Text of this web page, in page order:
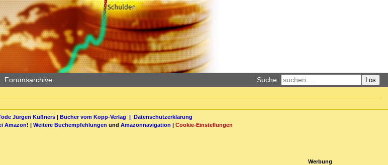
Forumsarchive Suche: Los
Jürgen Küßners| Bücher vom Kopp-Verlag | Datenschutzerklärung
Amazon! | Weitere Buchempfehlungen und Amazonnavigation | Cookie-Einstellungen
Werbung